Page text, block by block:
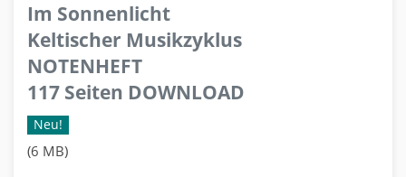
Im Sonnenlicht
Keltischer Musikzyklus
NOTENHEFT
117 Seiten DOWNLOAD
Neu!
(6 MB)